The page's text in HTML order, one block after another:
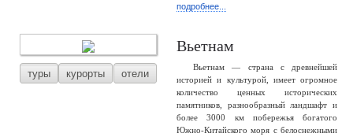
подробнее...
туры курорты отели
Вьетнам
Вьетнам — страна с древнейшей
историей и культурой, имеет огромное
количество ценных исторических
памятников, разнообразный ландшафт и
более 3000 км побережья богатого
Южно-Китайского моря с белоснежными